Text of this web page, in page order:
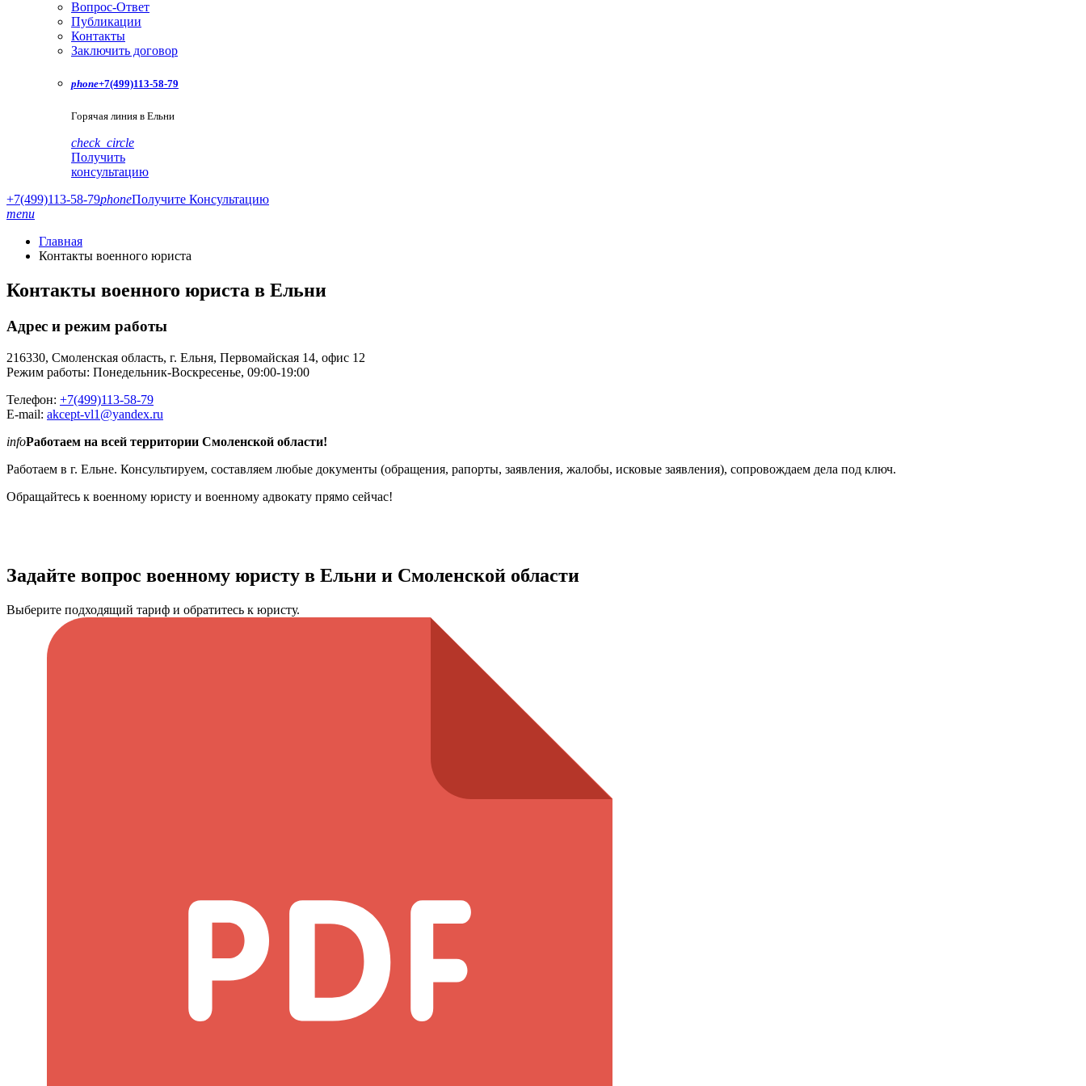
Вопрос-Ответ
Публикации
Контакты
Заключить договор
phone+7(499)113-58-79
Горячая линия в Ельни
check_circle
Получить
консультацию
+7(499)113-58-79phoneПолучите Консультацию
menu
Главная
Контакты военного юриста
Контакты военного юриста в Ельни
Адрес и режим работы
216330, Смоленская область, г. Ельня, Первомайская 14, офис 12
Режим работы: Понедельник-Воскресенье, 09:00-19:00
Телефон: +7(499)113-58-79
E-mail: akcept-vl1@yandex.ru
infoРаботаем на всей территории Смоленской области!
Работаем в г. Ельне. Консультируем, составляем любые документы (обращения, рапорты, заявления, жалобы, исковые заявления), сопровождаем дела под ключ.
Обращайтесь к военному юристу и военному адвокату прямо сейчас!
Задайте вопрос военному юристу в Ельни и Смоленской области
Выберите подходящий тариф и обратитесь к юристу.